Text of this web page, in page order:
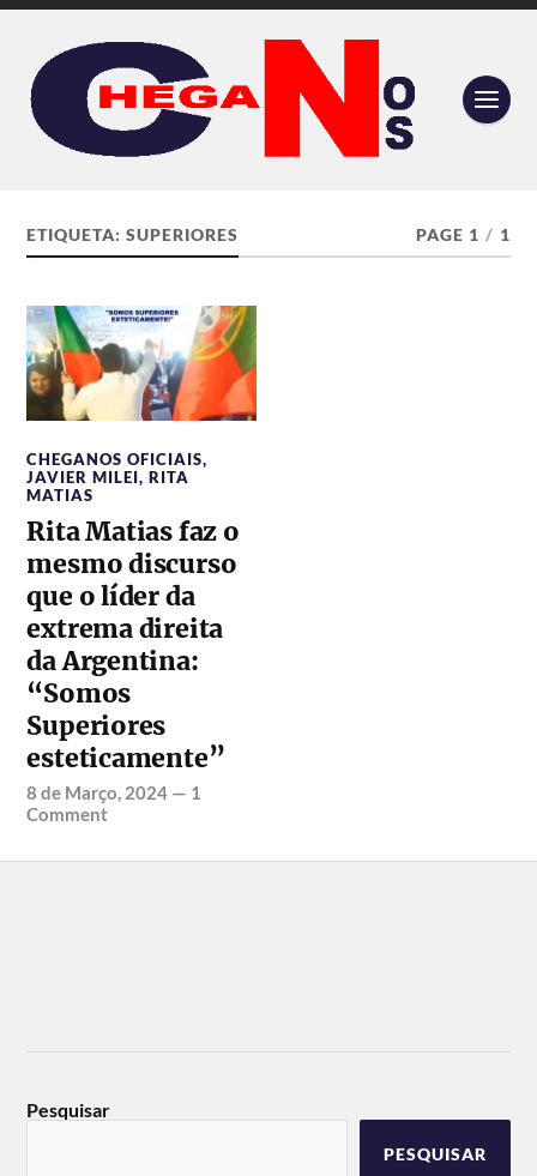
ETIQUETA:SUPERIORES PAGE 1 / 1
CHEGANOS OFICIAIS,
JAVIER MILEI,RITA
MATIAS
Rita Matias faz o
mesmo discurso
que o líder da
extrema direita
da Argentina:
“Somos
Superiores
esteticamente”
8 de Março, 2024 — 1
Comment
Pesquisar
PESQUISAR